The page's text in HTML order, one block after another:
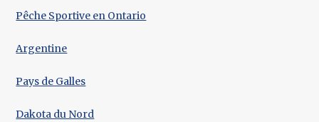
Pêche Sportive en Ontario
Argentine
Pays de Galles
Dakota du Nord